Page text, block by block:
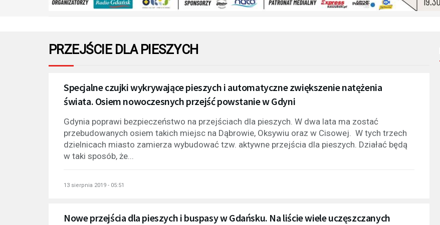
PRZEJŚCIE DLA PIESZYCH
Specjalne czujki wykrywające pieszych i automatyczne zwiększenie natężenia
świata. Osiem nowoczesnych przejść powstanie w Gdyni
Gdynia poprawi bezpieczeństwo na przejściach dla pieszych. W dwa lata ma zostać
przebudowanych osiem takich miejsc na Dąbrowie, Oksywiu oraz w Cisowej. W tych trzech
dzielnicach miasto zamierza wybudować tzw. aktywne przejścia dla pieszych. Działać będą
w taki sposób, że...
13 sierpnia 2019 - 05:51
Nowe przejścia dla pieszych i buspasy w Gdańsku. Na liście wiele uczęszczanych